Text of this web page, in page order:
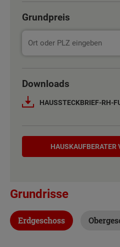
Grundpreis
Downloads
HAUSSTECKBRIEF-RH-
Hauskaufberater
HAUSKAUF­BERATER
Grundrisse
Erdgeschoss